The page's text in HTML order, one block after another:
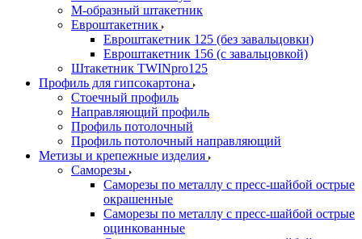
М-образный штакетник
Евроштакетник
Евроштакетник 125 (без завальцовки)
Евроштакетник 156 (с завальцовкой)
Штакетник TWINpro125
Профиль для гипсокартона
Стоечный профиль
Направляющий профиль
Профиль потолочный
Профиль потолочный направляющий
Метизы и крепежные изделия
Саморезы
Саморезы по металлу с пресс-шайбой острые
окрашенные
Саморезы по металлу с пресс-шайбой острые
оцинкованные